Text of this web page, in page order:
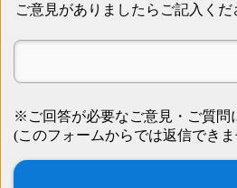
ご意見がありましたらご記入くだ
※ご回答が必要なご意見・ご質問
(このフォームからでは返信できま